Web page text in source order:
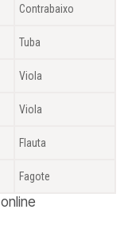
Contrabaixo
Tuba
Viola
Viola
Flauta
Fagote
online